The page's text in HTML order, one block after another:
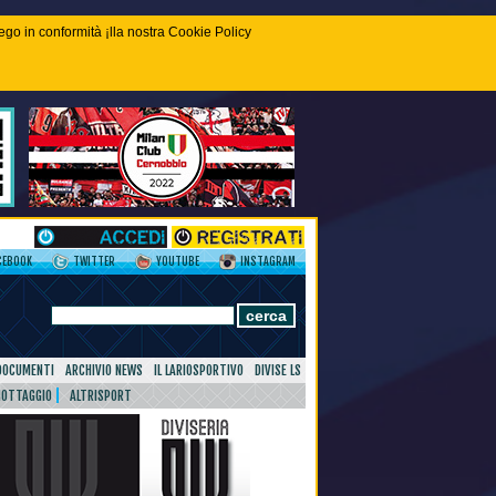
in conformità ¡lla nostra Cookie Policy
TWITTER YOUTUBE INSTAGRAM
ARCHIVIO NEWS IL LARIOSPORTIVO
DIVISE LS
ALTRISPORT